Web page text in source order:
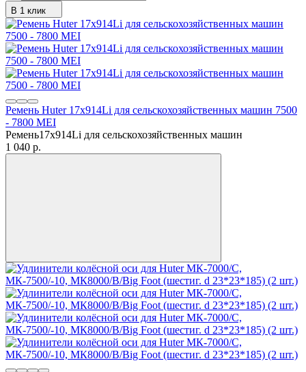
В 1 клик
Ремень Huter 17x914Li для сельскохозяйственных машин 7500
- 7800 MEI
Ремень17x914Li для сельскохозяйственных машин
1 040 p.